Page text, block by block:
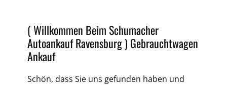
( Willkommen Beim Schumacher
Autoankauf Ravensburg ) Gebrauchtwagen
Ankauf
Schön, dass Sie uns gefunden haben und